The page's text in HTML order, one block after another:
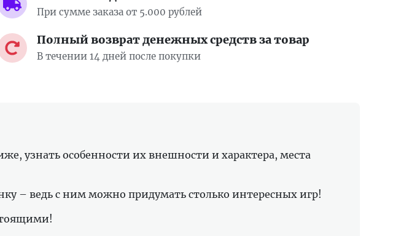
При сумме заказа от 5.000 рублей
Полный возврат денежных средств за товар
В течении 14 дней после покупки
узнать особенности их внешности и характера, места
– ведь с ним можно придумать столько интересных игр!